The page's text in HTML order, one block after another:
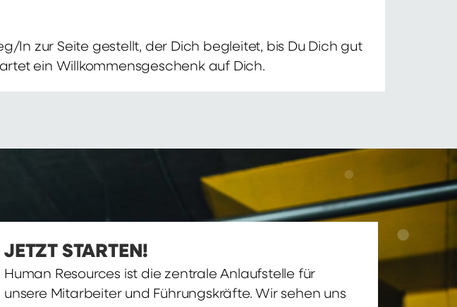
In zur Seite gestellt, der Dich begleitet, bis Du Dich gut
ein Willkommensgeschenk auf Dich.
JETZT STARTEN!
Human Resources ist die zentrale Anlaufstelle für
unsere Mitarbeiter und Führungskräfte. Wir sehen uns